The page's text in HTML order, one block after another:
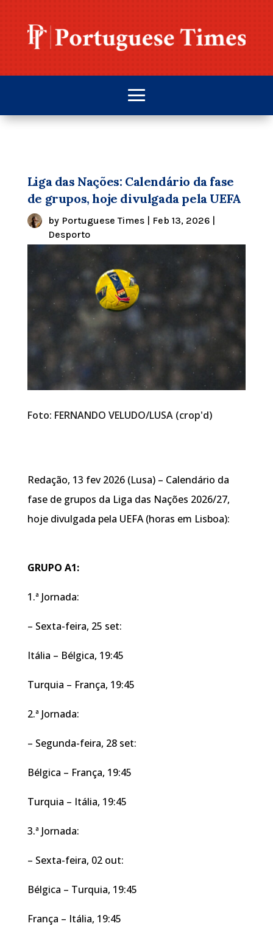
Liga das Nações: Calendário da fase
de grupos, hoje divulgada pela UEFA
by Portuguese Times| Feb 13, 2026|
Desporto
Foto: FERNANDO VELUDO/LUSA (crop'd)
Redação, 13 fev 2026 (Lusa) – Calendário da
fase de grupos da Liga das Nações 2026/27,
hoje divulgada pela UEFA (horas em Lisboa):
GRUPO A1:
1.ª Jornada:
– Sexta-feira, 25 set:
Itália – Bélgica, 19:45
Turquia – França, 19:45
2.ª Jornada:
– Segunda-feira, 28 set:
Bélgica – França, 19:45
Turquia – Itália, 19:45
3.ª Jornada:
– Sexta-feira, 02 out:
Bélgica – Turquia, 19:45
França – Itália, 19:45